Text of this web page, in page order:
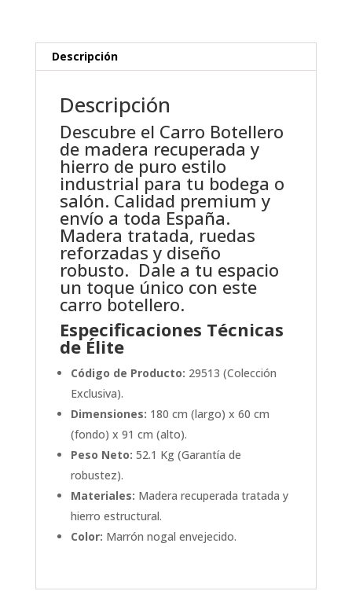
Descripción
Descripción
Descubre el Carro Botellero
de madera recuperada y
hierro de puro estilo
industrial para tu bodega o
salón. Calidad premium y
envío a toda España.
Madera tratada, ruedas
reforzadas y diseño
robusto. Dale a tu espacio
un toque único con este
carro botellero.
Especificaciones Técnicas
de Élite
Código de Producto: 29513 (Colección
Exclusiva).
Dimensiones: 180 cm (largo) x 60 cm
(fondo) x 91 cm (alto).
Peso Neto: 52.1 Kg (Garantía de
robustez).
Materiales: Madera recuperada tratada y
hierro estructural.
Color: Marrón nogal envejecido.